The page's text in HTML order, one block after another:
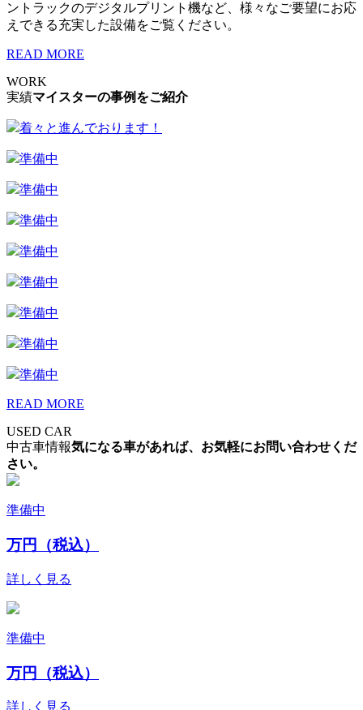
ントラックのデジタルプリント機など、様々なご要望にお応
えできる充実した設備をご覧ください。
READ MORE
WORK
実績マイスターの事例をご紹介
着々と進んでおります！
準備中
準備中
準備中
準備中
準備中
準備中
準備中
準備中
READ MORE
USED CAR
中古車情報気になる車があれば、お気軽にお問い合わせくだ
さい。
準備中
万円（税込）
詳しく見る
準備中
万円（税込）
詳しく見る